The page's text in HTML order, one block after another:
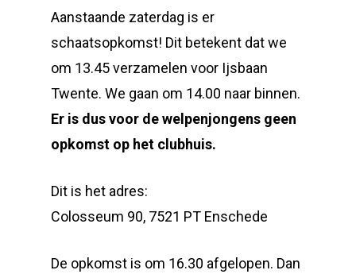
Aanstaande zaterdag is er
schaatsopkomst! Dit betekent dat we
om 13.45 verzamelen voor Ijsbaan
Twente. We gaan om 14.00 naar binnen.
Er is dus voor de welpenjongens geen
opkomst op het clubhuis.
Dit is het adres:
Colosseum 90, 7521 PT Enschede
De opkomst is om 16.30 afgelopen. Dan